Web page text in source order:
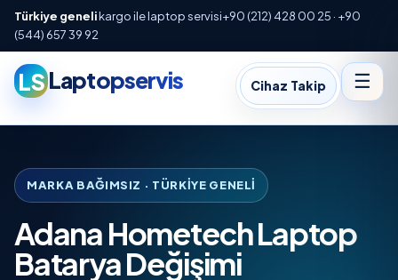
Türkiye genelikargo ile laptop servisi+90 (212) 428 00 25 · +90
(544) 657 39 92
LSLaptopservis Cihaz Takip ☰
MARKA BAĞIMSIZ · TÜRKIYE GENELI
Adana Hometech Laptop
Batarya Değişimi